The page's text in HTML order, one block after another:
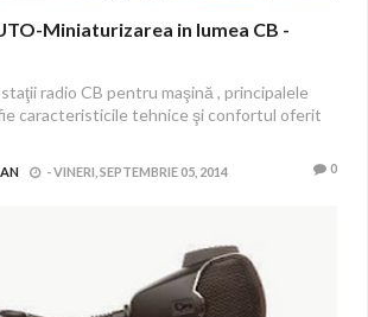
Miniaturizarea in lumea CB -
radio CB pentru maşină , principalele
caracteristicile tehnice şi confortul oferit
-VINERI, SEPTEMBRIE 05, 2014 0